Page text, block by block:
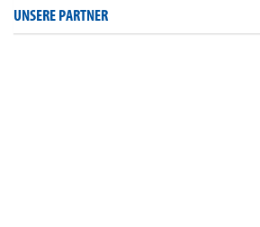
UNSERE PARTNER